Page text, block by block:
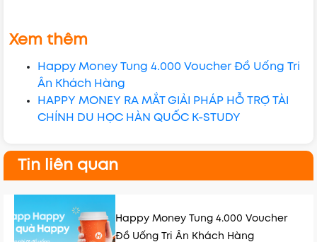
Xem thêm
Happy Money Tung 4.000 Voucher Đồ Uống Tri
Ân Khách Hàng
HAPPY MONEY RA MẮT GIẢI PHÁP HỖ TRỢ TÀI
CHÍNH DU HỌC HÀN QUỐC K-STUDY
Tin liên quan
Happy Money Tung 4.000 Voucher
Đồ Uống Tri Ân Khách Hàng